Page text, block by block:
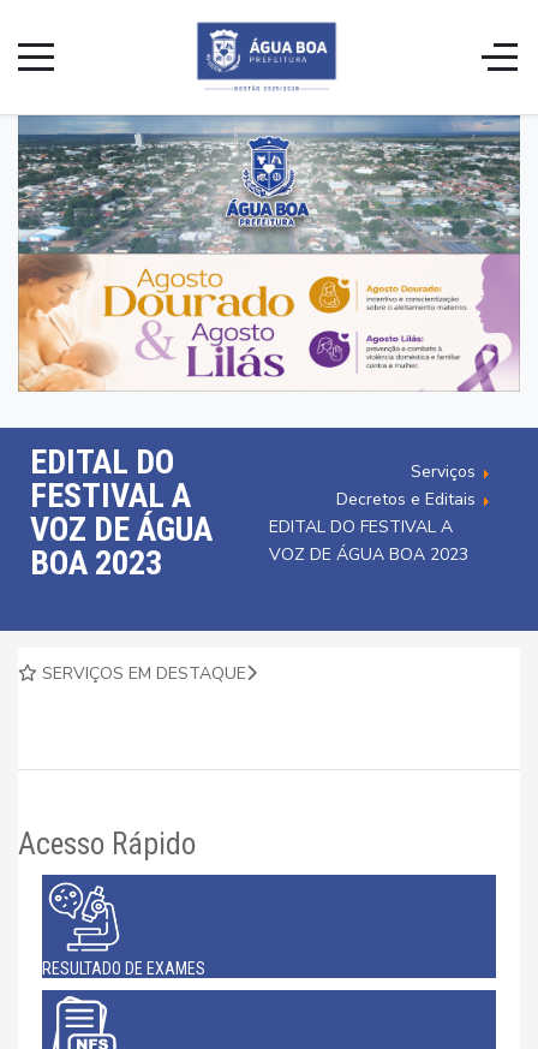
EDITAL DO
FESTIVAL A
VOZ DE ÁGUA
BOA 2023
Serviços
Decretos e Editais
EDITAL DO FESTIVAL A
VOZ DE ÁGUA BOA 2023
SERVIÇOS EM DESTAQUE
Acesso Rápido
RESULTADO DE EXAMES